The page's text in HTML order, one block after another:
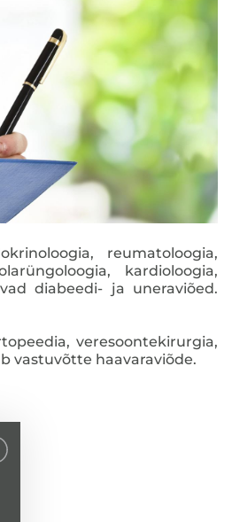
reumatoloogia,
kardioloogia,
diabeedi- ja uneraviõed.
veresoontekirurgia,
vastuvõtte haavaraviõde.